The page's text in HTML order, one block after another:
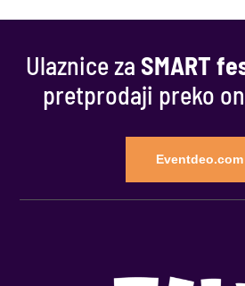
Ulaznice za SMART
pretprodaji preko
Eventdeo.com